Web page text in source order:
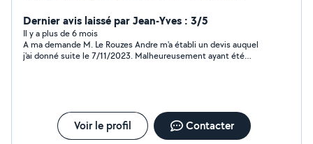
Dernier avis laissé par Jean-Yves : 3/5
Il y a plus de 6 mois
A ma demande M. Le Rouzes Andre m'a établi un devis auquel
j'ai donné suite le 7/11/2023. Malheureusement ayant été
ces conditions, je suis obligé de relancer au plus tôt la
procédure des réparations en demandant un nouveau devis à
un artisan disponible. Meilleurs rétablissement à M. Le Rouzes.
Voir le profil Contacter